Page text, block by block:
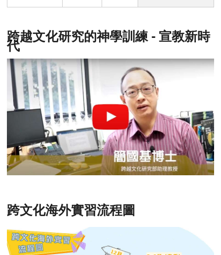
跨越文化研究的神學訓練 - 宣教新時
代
跨文化海外實習流程圖